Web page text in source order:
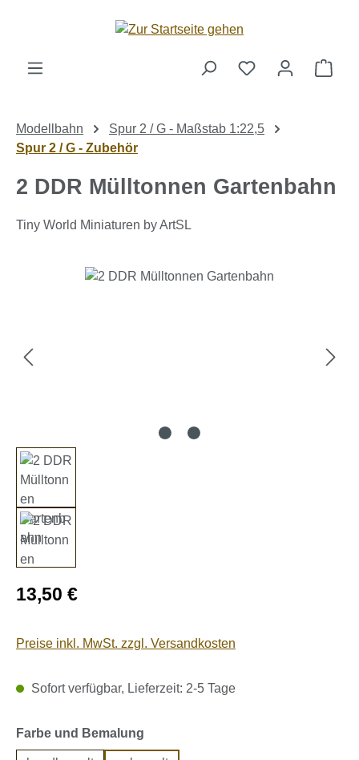
Zum Hauptinhalt springen
Modellbahn
Spur 2 / G - Maßstab 1:22,5
Spur 2 / G - Zubehör
2 DDR Mülltonnen Gartenbahn
Tiny World Miniaturen by ArtSL
Bildergalerie überspringen
Regulärer Preis:
13,50 €
Preise inkl. MwSt. zzgl. Versandkosten
Sofort verfügbar, Lieferzeit: 2-5 Tage
Farbe und Bemalung